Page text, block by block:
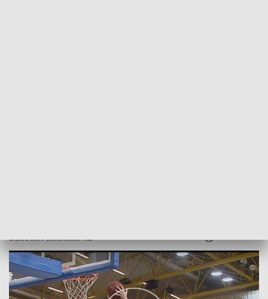
Sławomir Pankowski / ms